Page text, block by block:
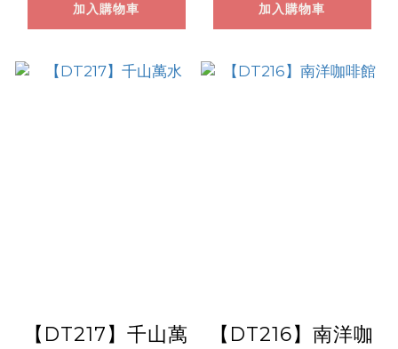
加入購物車 加入購物車
【DT217】千山萬
【DT216】南洋咖